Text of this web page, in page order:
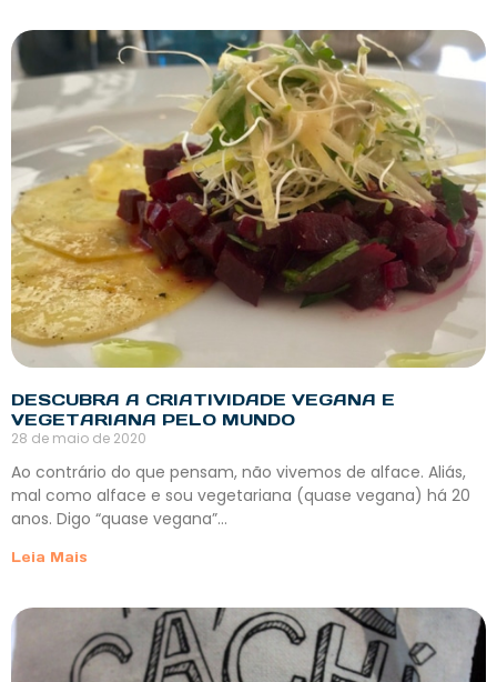
DESCUBRA A CRIATIVIDADE VEGANA E
VEGETARIANA PELO MUNDO
28 de maio de 2020
Ao contrário do que pensam, não vivemos de alface. Aliás,
mal como alface e sou vegetariana (quase vegana) há 20
anos. Digo “quase vegana”…
Leia Mais